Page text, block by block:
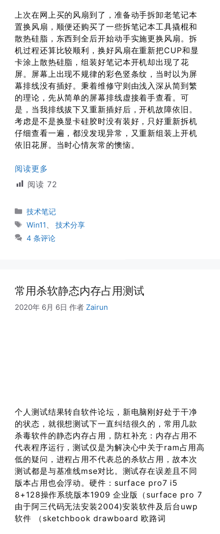
上次在网上买的风扇到了，准备动手拆卸老笔记本
置换风扇，顺便还购买了一些拆笔记本工具撬棍和
散热硅脂，东西到全后开始动手实施更换风扇。拆
机过程还算比较顺利，换好风扇在重新把CUP和显
卡涂上散热硅脂，组装好笔记本开机却出现了花
屏。屏幕上出现不规律的彩色竖条纹，当时以为屏
幕排线没有插好。秉着维修守则由浅入深从简到繁
的理论，先从简单的屏幕排线虚接着手查看。可
是，当我排线拔下又重新插好后，开机故障依旧。
考虑是不是换显卡硅胶时没有装好，只好重新拆机
仔细查看一遍，都没发现异常，又重新组装上开机
依旧花屏。当时心情灰常的懊恼。
阅读更多
阅读 72
分
类
技术笔记
标
签
Win11
技术分享
4 条评论
常用杀软静态内存占用测试
2020年 6月 6日 作者 Zairun
个人测试结果转自软件论坛，新电脑刚好处于干净
的状态，就很想测试下一直纠结很久的，常用几款
杀毒软件的静态内存占用，防杠补充：内存占用不
代表程序运行，测试仅是为解决心中关于ram占用高
低的疑问，进程占用不代表总的杀软占用，故本次
测试都是与基准线mse对比。测试存在误差且不同
版本占用也会浮动。硬件：surface pro7 i5
8+128操作系统版本1909 企业版（surface pro 7
由于阿三代码无法安装2004)安装软件及后台uwp
软件 （sketchbook drawboard 欧路词